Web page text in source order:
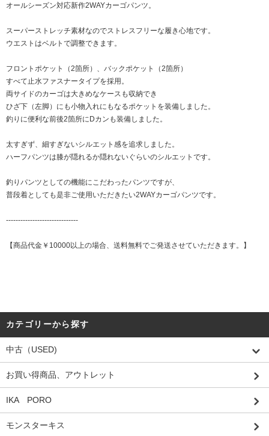
オールシーズン対応新作2WAYカーゴパンツ。
スーパーストレッチ素材なのでストレスフリーな履き心地です。
ウエストはベルトで調整できます。
フロントポケット（2箇所）、バックポケット（2箇所）
すべて止水ファスナータイプを採用。
両サイドのカーゴは大きめなケースも収納でき
ひざ下（左脚）にも小物入れにもなるポケットを装備しました。
釣りに便利な前後2箇所にDカンも装備しました。
太すぎず、細すぎないシルエット感を追求しました。
ハーフパンツは膝が隠れるか隠れないぐらいのシルエットです。
釣りパンツとしての機能にこだわったパンツですが、
普段着としても是非ご使用いただきたい2WAYカーゴパンツです。
------------------------------
【商品代金￥10000以上の場合、送料無料でご発送させていただきます。】
カテゴリーから探す
中古（USED)
お買い得商品、アウトレット
IKA PORO
モンスターキス